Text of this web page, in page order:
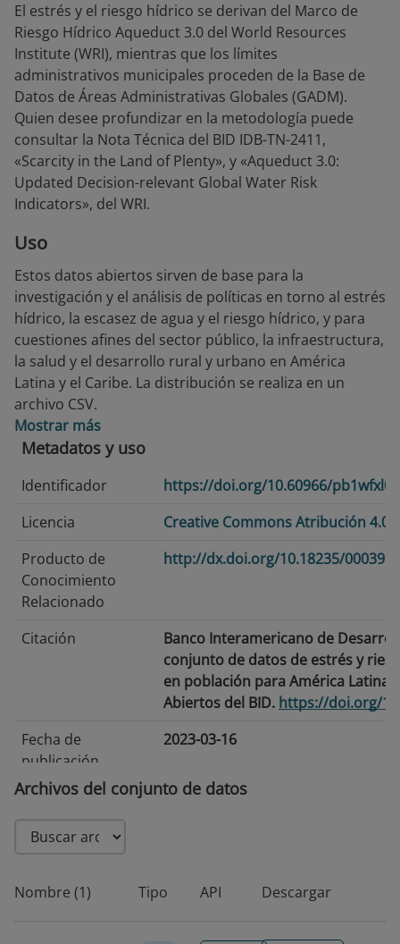
El estrés y el riesgo hídrico se derivan del Marco de
Riesgo Hídrico Aqueduct 3.0 del World Resources
Institute (WRI), mientras que los límites
administrativos municipales proceden de la Base de
Datos de Áreas Administrativas Globales (GADM).
Quien desee profundizar en la metodología puede
consultar la Nota Técnica del BID IDB-TN-2411,
«Scarcity in the Land of Plenty», y «Aqueduct 3.0:
Updated Decision-relevant Global Water Risk
Indicators», del WRI.
Uso
Estos datos abiertos sirven de base para la
investigación y el análisis de políticas en torno al estrés
hídrico, la escasez de agua y el riesgo hídrico, y para
cuestiones afines del sector público, la infraestructura,
la salud y el desarrollo rural y urbano en América
Latina y el Caribe. La distribución se realiza en un
archivo CSV.
Mostrar más
Metadatos y uso
Identificador
https://doi.org/10.60966/pb1wfxl0
Licencia
Creative Commons Atribución 4.0
Producto de
Conocimiento
Relacionado
http://dx.doi.org/10.18235/0003969
Citación
Banco Interamericano de
conjunto de datos de estrés y
en población para América Latina
Abiertos del BID. https://doi.org/
Fecha de
publicación
2023-03-16
Fecha de
modificación
2026-06-25
Etiquetas/Palabras
Aqueduct 3.0
Archivos del conjunto de datos
Nombre (1) Tipo API Descargar